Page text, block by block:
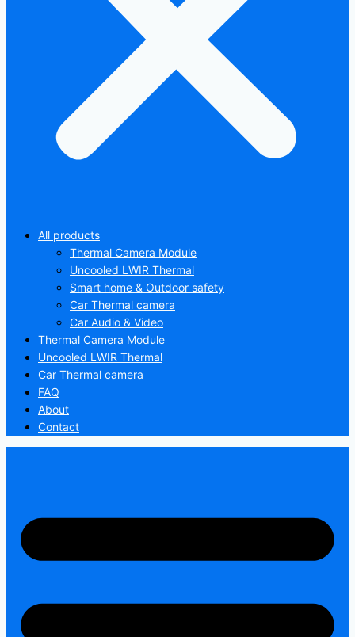
All products
Thermal Camera Module
Uncooled LWIR Thermal
Smart home & Outdoor safety
Car Thermal camera
Car Audio & Video
Thermal Camera Module
Uncooled LWIR Thermal
Car Thermal camera
FAQ
About
Contact